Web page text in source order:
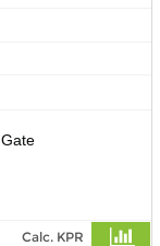
Calc. KPR